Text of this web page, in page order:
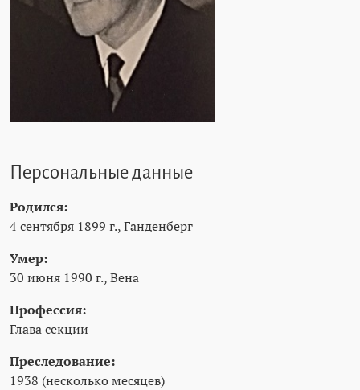
Персональные данные
Родился:
4 сентября 1899 г., Ганденберг
Умер:
30 июня 1990 г., Вена
Профессия:
Глава секции
Преследование:
1938 (несколько месяцев)